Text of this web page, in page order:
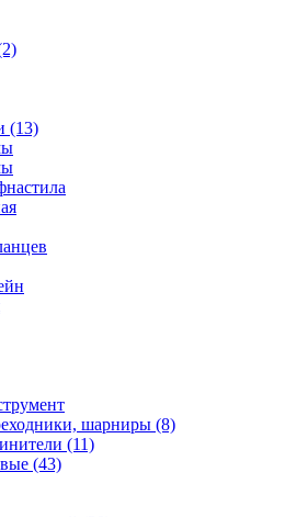
(13)
шарниры (8)
(11)
(43)